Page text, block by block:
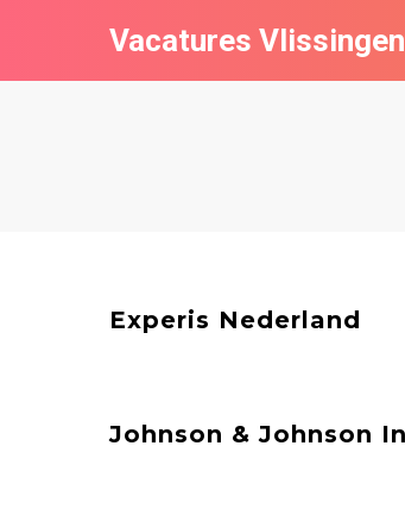
Vacatures Vlissingen
Experis Nederland
Johnson & Johnson